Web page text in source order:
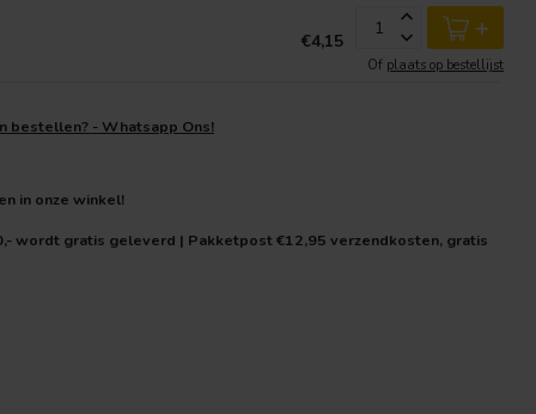
€4,15 +
Of plaats op bestellijst
bestellen? - Whatsapp Ons!
in onze winkel!
wordt gratis geleverd | Pakketpost €12,95 verzendkosten, gratis